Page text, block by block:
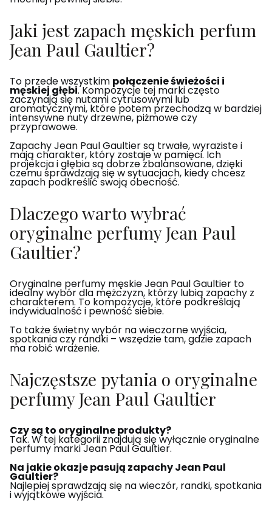
Jaki jest zapach męskich perfum
Jean Paul Gaultier?
To przede wszystkim połączenie świeżości i
męskiej głębi. Kompozycje tej marki często
zaczynają się nutami cytrusowymi lub
aromatycznymi, które potem przechodzą w bardziej
intensywne nuty drzewne, piżmowe czy
przyprawowe.
Zapachy Jean Paul Gaultier są trwałe, wyraziste i
mają charakter, który zostaje w pamięci. Ich
projekcja i głębia są dobrze zbalansowane, dzięki
czemu sprawdzają się w sytuacjach, kiedy chcesz
zapach podkreślić swoją obecność.
Dlaczego warto wybrać
oryginalne perfumy Jean Paul
Gaultier?
Oryginalne perfumy męskie Jean Paul Gaultier to
idealny wybór dla mężczyzn, którzy lubią zapachy z
charakterem. To kompozycje, które podkreślają
indywidualność i pewność siebie.
To także świetny wybór na wieczorne wyjścia,
spotkania czy randki – wszędzie tam, gdzie zapach
ma robić wrażenie.
Najczęstsze pytania o oryginalne
perfumy Jean Paul Gaultier
Czy są to oryginalne produkty?
Tak. W tej kategorii znajdują się wyłącznie oryginalne
perfumy marki Jean Paul Gaultier.
Na jakie okazje pasują zapachy Jean Paul
Gaultier?
Najlepiej sprawdzają się na wieczór, randki, spotkania
i wyjątkowe wyjścia.